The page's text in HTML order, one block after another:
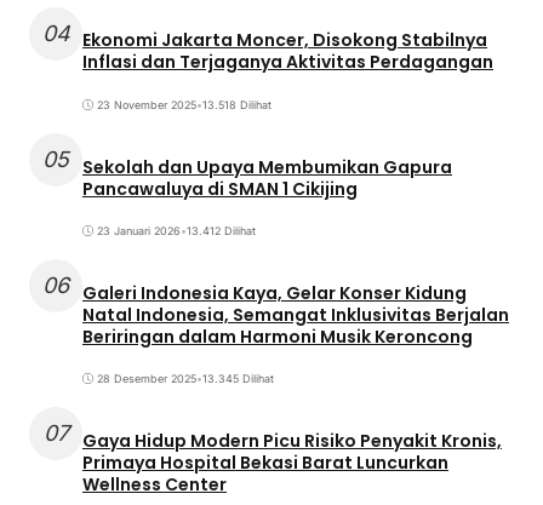
04 Ekonomi Jakarta Moncer, Disokong Stabilnya
Inflasi dan Terjaganya Aktivitas Perdagangan
23 November 2025•13.518 Dilihat
05 Sekolah dan Upaya Membumikan Gapura
Pancawaluya di SMAN 1 Cikijing
23 Januari 2026•13.412 Dilihat
06 Galeri Indonesia Kaya, Gelar Konser Kidung
Natal Indonesia, Semangat Inklusivitas Berjalan
Beriringan dalam Harmoni Musik Keroncong
28 Desember 2025•13.345 Dilihat
07
Gaya Hidup Modern Picu Risiko Penyakit Kronis,
Primaya Hospital Bekasi Barat Luncurkan
Wellness Center